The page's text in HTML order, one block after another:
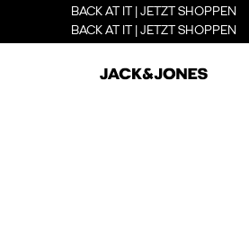
BACK AT IT | JETZT SHOPPEN
BACK AT IT | JETZT SHOPPEN